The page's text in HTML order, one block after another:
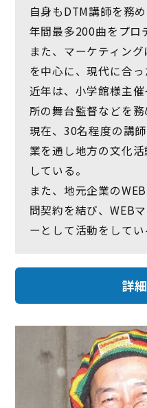
自身もDTM講師を務め
年間最多200曲をプロ
また、マーケティン
を中心に、現代に合っ
近年は、小学館様主
所の舞台監督などを務
現在、30名程度の講
業を通し地方の文化
している。
また、地元企業の
問契約を結び、WEB
ーとして活動をしてい
詳